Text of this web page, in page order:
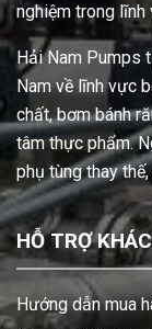
nghiệm trong
Hải Nam Pumps
Nam về lĩnh vực
chất, bơm bánh
tâm thực phẩm.
phụ tùng thay
HỖ TRỢ
Hướng dẫn mua